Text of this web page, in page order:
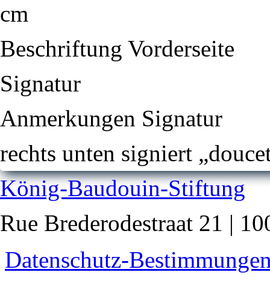
cm
Beschriftung Vorderseite
Signatur
Anmerkungen Signatur
rechts unten signiert
König-Baudouin-Stiftung
Rue Brederodestraat 21 |
Datenschutz-